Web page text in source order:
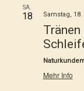
SA.
18 Samstag, 18.
Mehr Info